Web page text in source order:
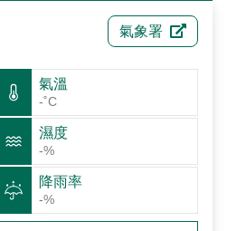
氣象署
氣溫
-˚C
濕度
-%
降雨率
-%